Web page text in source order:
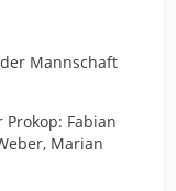
Mannschaft
Fabian
Marian